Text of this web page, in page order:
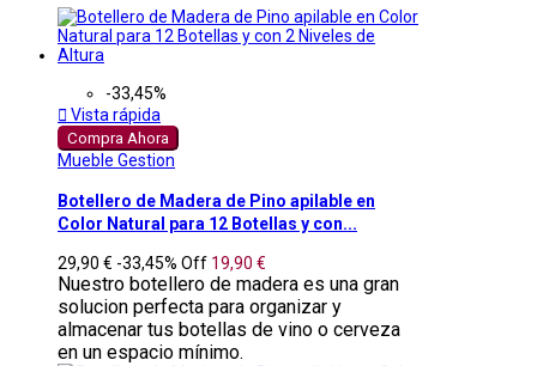
-33,45%
 Vista rápida
Compra Ahora
Mueble Gestion
Botellero de Madera de Pino apilable en
Color Natural para 12 Botellas y con...
29,90 € -33,45% Off 19,90 €
Nuestro botellero de madera es una gran
solucion perfecta para organizar y
almacenar tus botellas de vino o cerveza
en un espacio mínimo.